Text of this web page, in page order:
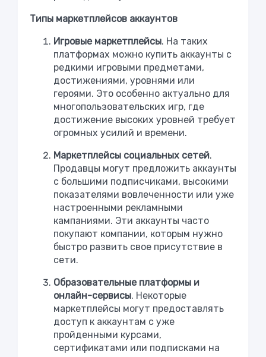
Типы маркетплейсов аккаунтов
Игровые маркетплейсы. На таких
платформах можно купить аккаунты с
редкими игровыми предметами,
достижениями, уровнями или
героями. Это особенно актуально для
многопользовательских игр, где
достижение высоких уровней требует
огромных усилий и времени.
Маркетплейсы социальных сетей.
Продавцы могут предложить аккаунты
с большими подписчиками, высокими
показателями вовлеченности или уже
настроенными рекламными
кампаниями. Эти аккаунты часто
покупают компании, которым нужно
быстро развить свое присутствие в
сети.
Образовательные платформы и
онлайн-сервисы. Некоторые
маркетплейсы могут предоставлять
доступ к аккаунтам с уже
пройденными курсами,
сертификатами или подписками на